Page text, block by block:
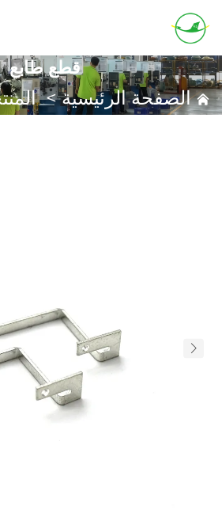
قطع طابع
الصفحة الرئيسية>